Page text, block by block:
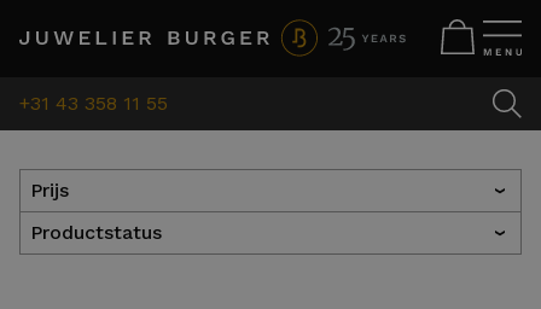
+31 43 358 11 55
Prijs ›
Productstatus ›